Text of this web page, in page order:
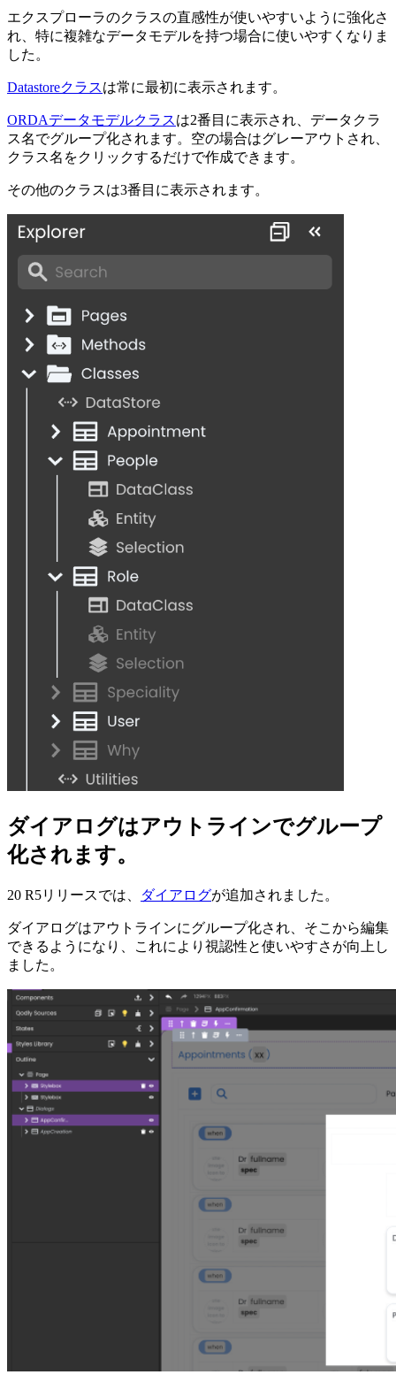
エクスプローラのクラスの直感性が使いやすいように強化さ
れ、特に複雑なデータモデルを持つ場合に使いやすくなりま
した。
Datastoreクラスは常に最初に表示されます。
ORDAデータモデルクラスは2番目に表示され、データクラ
ス名でグループ化されます。空の場合はグレーアウトされ、
クラス名をクリックするだけで作成できます。
その他のクラスは3番目に表示されます。
ダイアログはアウトラインでグループ
化されます。
20 R5リリースでは、 ダイアログが追加されました。
ダイアログはアウトラインにグループ化され、そこから編集
できるようになり、これにより視認性と使いやすさが向上し
ました。